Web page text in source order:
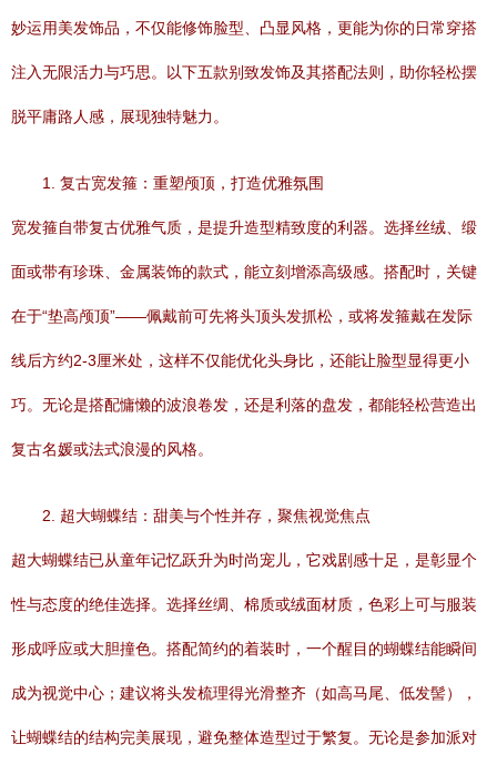
妙运用美发饰品，不仅能修饰脸型、凸显风格，更能为你的日常穿搭
注入无限活力与巧思。以下五款别致发饰及其搭配法则，助你轻松摆
脱平庸路人感，展现独特魅力。
1. 复古宽发箍：重塑颅顶，打造优雅氛围
宽发箍自带复古优雅气质，是提升造型精致度的利器。选择丝绒、缎
面或带有珍珠、金属装饰的款式，能立刻增添高级感。搭配时，关键
在于“垫高颅顶”——佩戴前可先将头顶头发抓松，或将发箍戴在发际
线后方约2-3厘米处，这样不仅能优化头身比，还能让脸型显得更小
巧。无论是搭配慵懒的波浪卷发，还是利落的盘发，都能轻松营造出
复古名媛或法式浪漫的风格。
2. 超大蝴蝶结：甜美与个性并存，聚焦视觉焦点
超大蝴蝶结已从童年记忆跃升为时尚宠儿，它戏剧感十足，是彰显个
性与态度的绝佳选择。选择丝绸、棉质或绒面材质，色彩上可与服装
形成呼应或大胆撞色。搭配简约的着装时，一个醒目的蝴蝶结能瞬间
成为视觉中心；建议将头发梳理得光滑整齐（如高马尾、低发髻），
让蝴蝶结的结构完美展现，避免整体造型过于繁复。无论是参加派对